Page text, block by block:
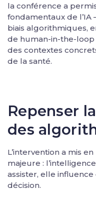
la conférence a
fondamentaux de
biais algorithmiques,
de human-in-the-
des contextes
de la santé.
Repenser
des
L’intervention a mis
majeure :
assister, elle
décision.